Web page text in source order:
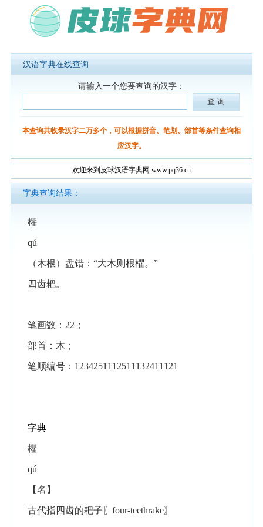
汉语字典在线查询
请输入一个您要查询的汉字：
本查询共收录汉字二万多个，可以根据拼音、笔划、部首等条件查询相
应汉字。
欢迎来到皮球汉语字典网 www.pq36.cn
字典查询结果：
欋
qú
（木根）盘错：“大木则根欋。”
四齿耙。
笔画数：22；
部首：木；
笔顺编号：1234251112511132411121
字典
欋
qú
【名】
古代指四齿的耙子〖four-teethrake〗